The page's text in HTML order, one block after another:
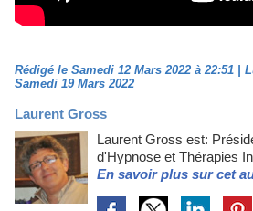
Rédigé le Samedi 12 Mars 2022 à 22:51 |
Samedi 19 Mars 2022
Laurent Gross
Laurent Gross est:
d'Hypnose et Thérapies
En savoir plus sur cet